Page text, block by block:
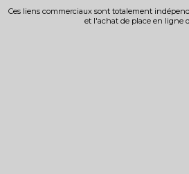
Ces liens commerciaux sont totalement
et l'achat de place en ligne